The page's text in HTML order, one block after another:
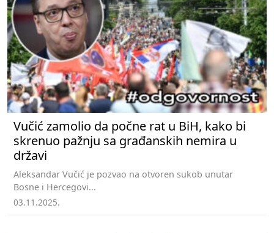
Vučić zamolio da počne rat u BiH, kako bi
skrenuo pažnju sa građanskih nemira u
državi
Aleksandar Vučić je pozvao na otvoren sukob unutar
Bosne i Hercegovi...
03.11.2025.